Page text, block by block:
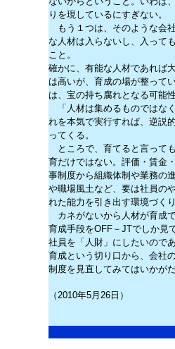
りを現しているにすぎない。
もう１つは、そのような会
な人材は入らないし、入って
こと。
確かに、有能な人材であれば
は高いが、育成の場が整って
は、宝の持ち腐れとなる可能
「人材は集めるものではな
れを本気で実行すれば、逆説
ってくる。
ところで、育てると言って
育だけではない。評価・賃金
事制度から組織体制や業務の
や職場風土など、要は社員の
れた能力を引き出す環境づく
カネがないから人材が育成
育成手段をOFF－JTでしか見
社員を「人財」にしたいので
育成という切り口から、会社
制度を見直してみてはいかがだ
（2010年5月26日）